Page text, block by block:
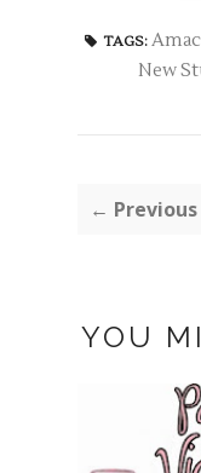
TAGS:
New
←
YOU